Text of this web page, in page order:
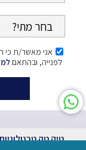
אני מאשר/ת כי
לפנייה, ובהתאם
טיק טק טכנולוגיות